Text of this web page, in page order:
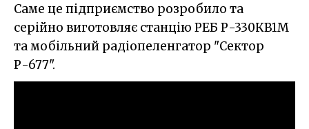
Саме це підприємство розробило та
серійно виготовляє станцію РЕБ Р-330КВ1М
та мобільний радіопеленгатор "Сектор
Р-677".